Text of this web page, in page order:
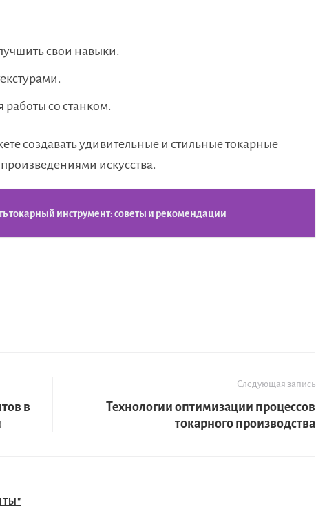
свои навыки.
работы со станком.
создавать удивительные и стильные токарные
искусства.
токарный инструмент: советы и рекомендации
в
Следующая запись
Технологии оптимизации процессов
токарного производства